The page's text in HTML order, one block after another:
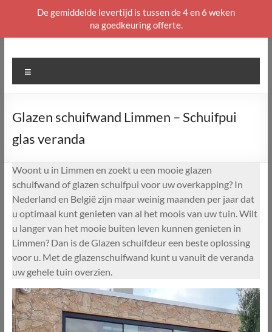
naar
Glazen schuifwand Limmen – Schuifpui
glas veranda
Woont u in Limmen en zoekt u een mooie glazen
schuifwand of glazen schuifpui voor uw overkapping? In
Nederland en België zijn maar weinig maanden per jaar dat
u optimaal kunt genieten van al het moois van uw tuin. Wilt
u langer van het mooie buiten leven kunnen genieten in
Limmen? Dan is de Glazen schuifdeur een beste oplossing
voor u. Met de glazenschuifwand kunt u vanuit de veranda
uw gehele tuin overzien.
De gemiddelde levertijd is tussen de 4 en 6 weken
na goedkeuring offerte.